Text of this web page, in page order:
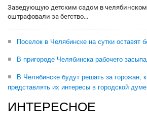
Заведующую детским садом в
оштрафовали за бегство...
Поселок в Челябинске на сутки оставят
В пригороде Челябинска рабочего
В Челябинске будут решать за горожан,
представлять их интересы в городской думе
ИНТЕРЕСНОЕ